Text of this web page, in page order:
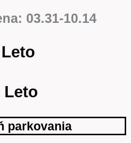
03.31-10.14
Leto
Leto
parkovania